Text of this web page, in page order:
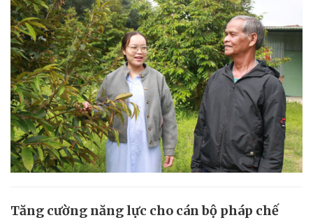
Tăng cường năng lực cho cán bộ pháp chế